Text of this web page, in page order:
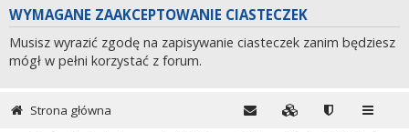
WYMAGANE ZAAKCEPTOWANIE CIASTECZEK
Musisz wyrazić zgodę na zapisywanie ciasteczek zanim będziesz
mógł w pełni korzystać z forum.
Strona główna